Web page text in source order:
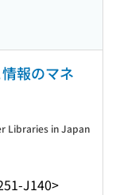
報のマネ
J140>
Libraries in Japan